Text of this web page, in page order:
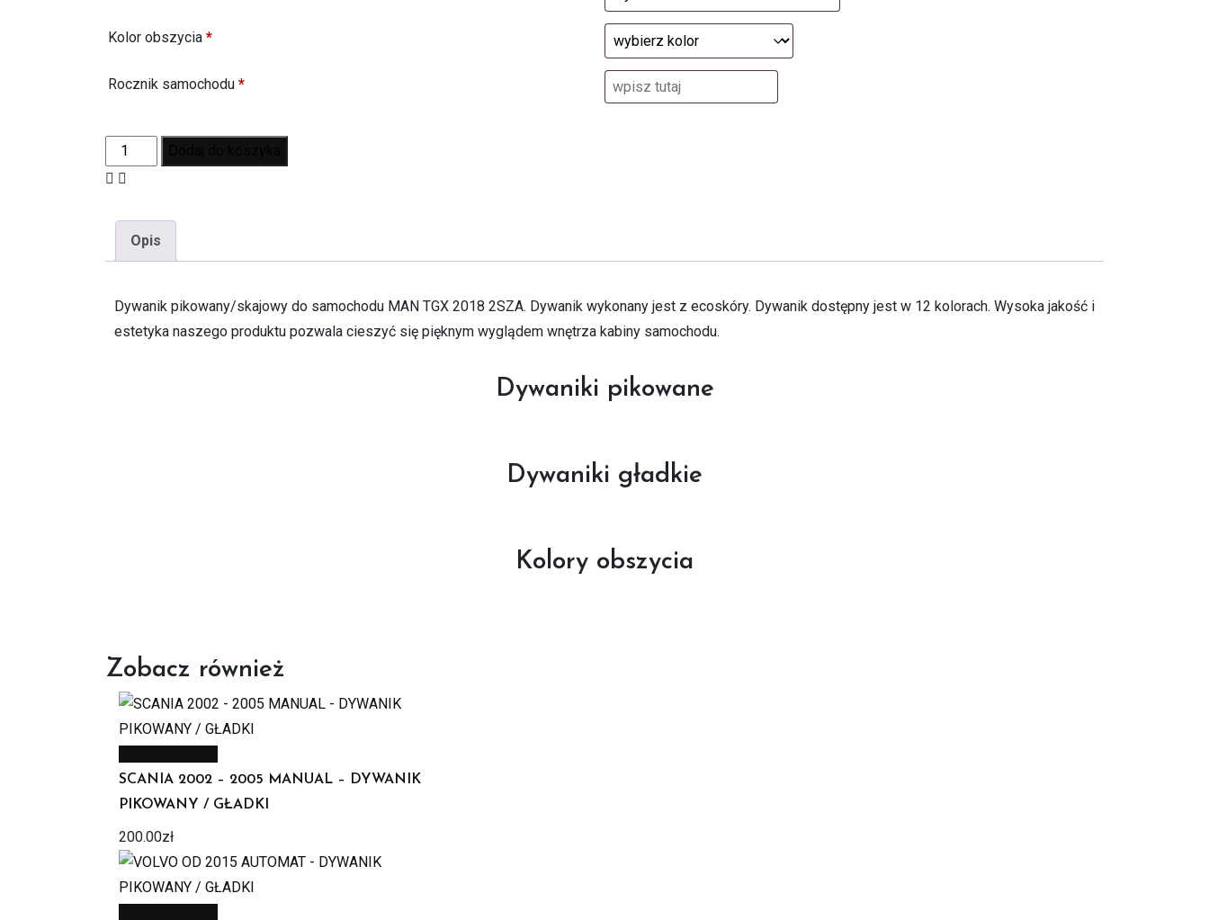
Kolor obszycia *
Rocznik samochodu *
Opis
Dywanik pikowany/skajowy do samochodu MAN TGX 2018 2SZA. Dywanik wykonany jest z ecoskóry. Dywanik dostępny jest w 12 kolorach. Wysoka jakość i
estetyka naszego produktu pozwala cieszyć się pięknym wyglądem wnętrza kabiny samochodu.
Dywaniki pikowane
Dywaniki gładkie
Kolory obszycia
Zobacz również
SCANIA 2002 – 2005 MANUAL – DYWANIK
PIKOWANY / GŁADKI
200.00zł